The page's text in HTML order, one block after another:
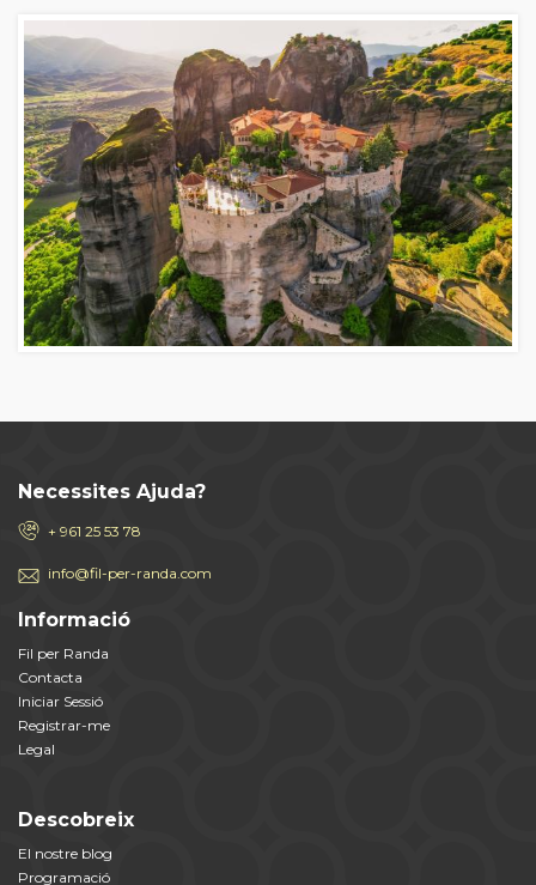
Necessites Ajuda?
+ 961 25 53 78
info@fil-per-randa.com
Informació
Fil per Randa
Contacta
Iniciar Sessió
Registrar-me
Legal
Descobreix
El nostre blog
Programació